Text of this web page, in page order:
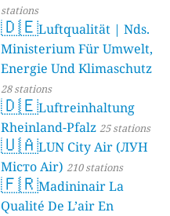
stations
🇩🇪Luftqualität | Nds.
Ministerium Für Umwelt,
Energie Und Klimaschutz
28 stations
🇩🇪Luftreinhaltung
Rheinland-Pfalz 25 stations
🇺🇦LUN City Air (ЛУН
Місто Air) 210 stations
🇫🇷Madininair La
Qualité De L’air En